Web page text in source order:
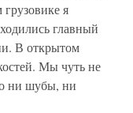
я
главный
В открытом
Мы чуть не
ни шубы, ни